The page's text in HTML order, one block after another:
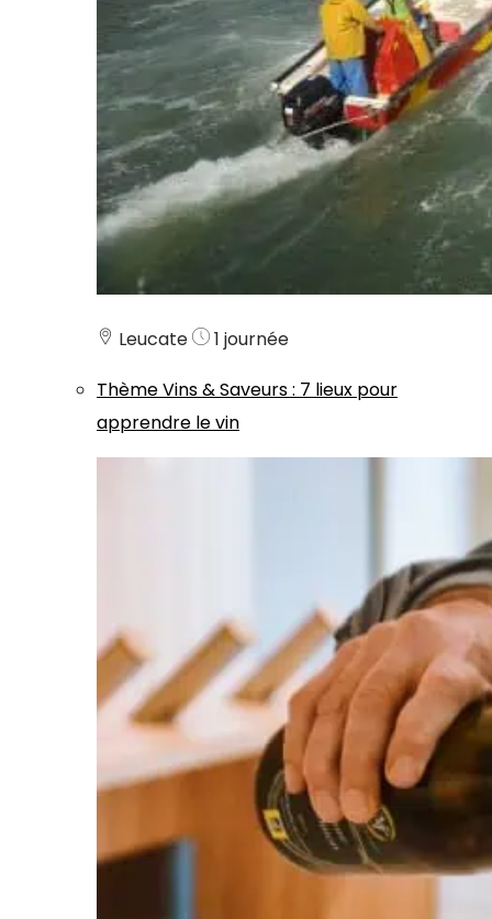
Leucate
1 journée
ThèmeVins & Saveurs: 7 lieux pour
apprendre le vin